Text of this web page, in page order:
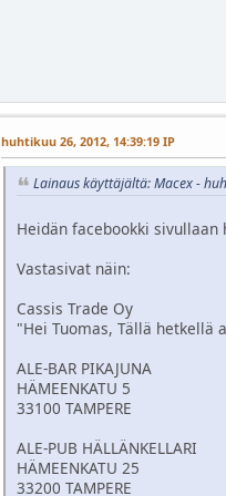
huhtikuu 26, 2012, 14:39:19 IP
Lainaus käyttäjältä: Macex -
Heidän facebookki
Vastasivat näin:
Cassis Trade Oy
"Hei Tuomas, Tällä hetkellä
ALE-BAR PIKAJUNA
HÄMEENKATU 5
33100 TAMPERE
ALE-PUB HÄLLÄNKELLARI
HÄMEENKATU 25
33200 TAMPERE